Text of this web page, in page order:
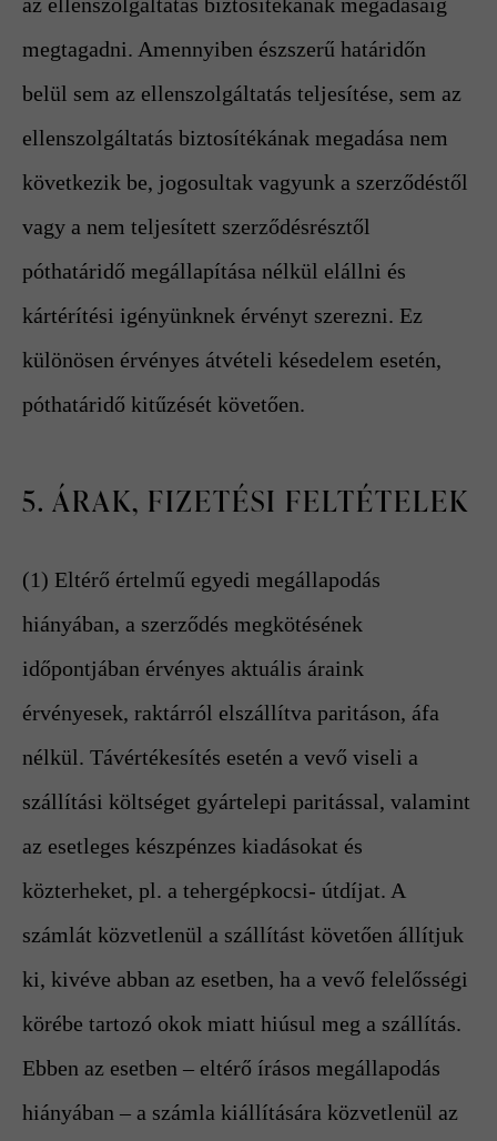
megtagadni. Amennyiben észszerű határidőn
belül sem az ellenszolgáltatás teljesítése, sem az
ellenszolgáltatás biztosítékának megadása nem
következik be, jogosultak vagyunk a szerződéstől
vagy a nem teljesített szerződésrésztől
póthatáridő megállapítása nélkül elállni és
kártérítési igényünknek érvényt szerezni. Ez
különösen érvényes átvételi késedelem esetén,
póthatáridő kitűzését követően.
5. ÁRAK, FIZETÉSI FELTÉTELEK
(1) Eltérő értelmű egyedi megállapodás
hiányában, a szerződés megkötésének
időpontjában érvényes aktuális áraink
érvényesek, raktárról elszállítva paritáson, áfa
nélkül. Távértékesítés esetén a vevő viseli a
szállítási költséget gyártelepi paritással, valamint
az esetleges készpénzes kiadásokat és
közterheket, pl. a tehergépkocsi- útdíjat. A
számlát közvetlenül a szállítást követően állítjuk
ki, kivéve abban az esetben, ha a vevő felelősségi
körébe tartozó okok miatt hiúsul meg a szállítás.
Ebben az esetben – eltérő írásos megállapodás
hiányában – a számla kiállítására közvetlenül az